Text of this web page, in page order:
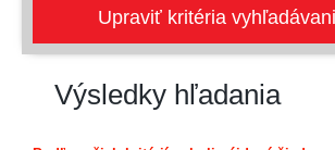
Výsledky hľadania